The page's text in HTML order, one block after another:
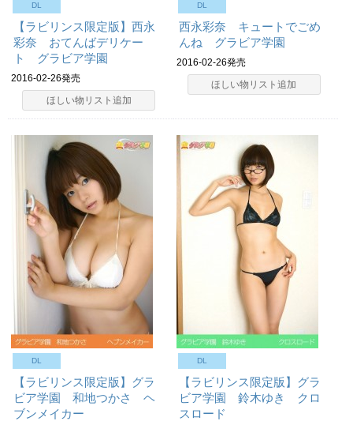
DL
【ラビリンス限定版】西永
彩奈 おてんばデリケー
ト グラビア学園
2016-02-26発売
ほしい物リスト追加
DL
西永彩奈 キュートでごめ
んね グラビア学園
2016-02-26発売
ほしい物リスト追加
DL
【ラビリンス限定版】グラ
ビア学園 和地つかさ ヘ
ブンメイカー
DL
【ラビリンス限定版】グラ
ビア学園 鈴木ゆき クロ
スロード